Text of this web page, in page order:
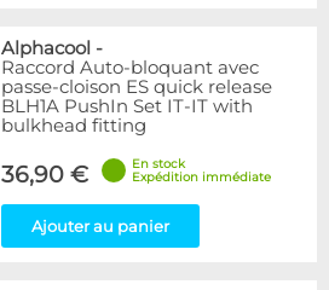
Alphacool -
Raccord Auto-bloquant avec
passe-cloison ES quick release
BLH1A PushIn Set IT-IT with
bulkhead fitting
36,90 €
En stock
Expédition immédiate
Ajouter au panier